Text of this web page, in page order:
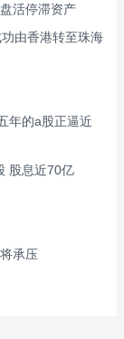
活停滞资产
由香港转至珠海
年的a股正逼近
股息近70亿
承压